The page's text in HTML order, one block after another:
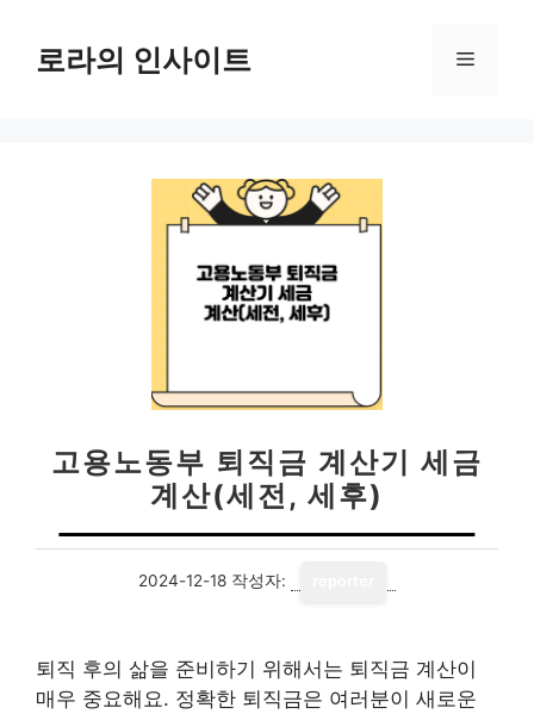
로라의 인사이트 메
고용노동부 퇴직금 계산기 세금
계산(세전, 세후)
2024-12-18 작성자:
퇴직 후의 삶을 준비하기 위해서는 퇴직금 계산이
매우 중요해요. 정확한 퇴직금은 여러분이 새로운